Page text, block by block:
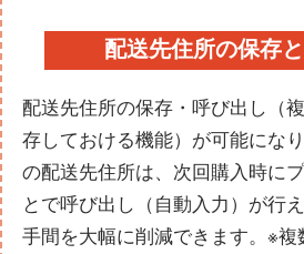
配送先住所の保存
配送先住所の保存・呼び出し（
存しておける機能）が可能にな
の配送先住所は、次回購入時に
とで呼び出し（自動入力）が行
手間を大幅に削減できます。※